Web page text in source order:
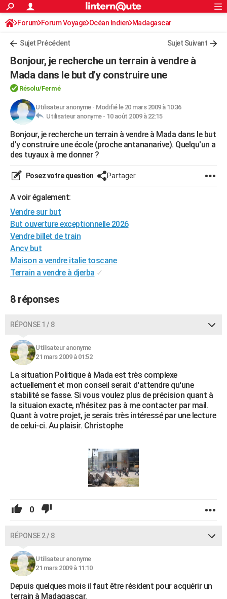
ACTUALITÉS
Politique
Société
Faits Divers
Education
Monde
Villes
+
Programme TV
TNTStreaming
Cinéma
Sorties cinéma
Musique
+FINANCE
Retraite
Impôts
Epargne
Immobilier
Risques naturels par ville
Banque
Assurance
Crédit
AUTO
Essais
Réserver un essai
Citadines
Berlines
SUV
Forum auto
+HIGH-TECH
Mobiles
Meilleur smartphone
Internet
Ordinateurs
Jeux vidéo
Guide high-tech
+BRICOLAGE
Forum
Aménagement intérieur
Extérieur
Cuisine
Salle de bains
Jardinage
Rangement
WEEK-END
Guides de France
Escapades
Patrimoine
Expositions
Musées
Week-end nature
LIFESTYLE
Art de vivre
Bien-être
Loisirs
Mode
Modes de vie
SANTE
Alimentation
Guide de la santé
Maladies
Médicaments
Sommeil
Destinations
City break
Voyage nature
Voyage de noces
Forum
Climat
+PHOTO
GUIDES D'ACHAT
CARTE DE VOEUX
Carte de Noël
Carte Bonne année
Carte Saint-Valentin
Carte Pâques
Carte d'anniversaire
DICTIONNAIRE
Dictionnaire
Biographies
Citations
Expressions
Proverbes
PROGRAMME TV
COPAINS D'AVANT
S'inscrire
Se connecter
Lycées
Collèges
Primaires
Universités
Entreprises
Service militaire
Avis de recherche
AVIS DE DÉCÈS
FORUM
Bricolage
Lifestyle
Culture
SportAuto
Television
Voyage
Cinema
S'inscrire
Connexion
Forum Forum Voyage Océan Indien Madagascar
Sujet Précédent Sujet Suivant
Bonjour, je recherche un terrain à vendre à
Mada dans le but d'y construire une
Résolu/Fermé
Utilisateur anonyme- Modifié le 20 mars 2009 à 10:36
Utilisateur anonyme - 10 août 2009 à 22:15
Bonjour, je recherche un terrain à vendre à Mada dans le but
d'y construire une école (proche antananarive). Quelqu'un a
des tuyaux à me donner ?
Posez votre question Partager
A voir également:
Vendre sur but
But ouverture exceptionnelle 2026
Vendre billet de train
Ancv but
Maison a vendre italie toscane
Terrain a vendre à djerba ✓
8 réponses
RÉPONSE 1 / 8
Utilisateur anonyme
21 mars 2009 à 01:52
La situation Politique à Mada est très complexe
actuellement et mon conseil serait d'attendre qu'une
stabilité se fasse. Si vous voulez plus de précision quant à
la situaion exacte, n'hésitez pas à me contacter par mail.
Quant à votre projet, je serais très intéressé par une lecture
de celui-ci. Au plaisir. Christophe
0
RÉPONSE 2 / 8
Utilisateur anonyme
21 mars 2009 à 11:10
Depuis quelques mois il faut être résident pour acquérir un
terrain à Madagascar.